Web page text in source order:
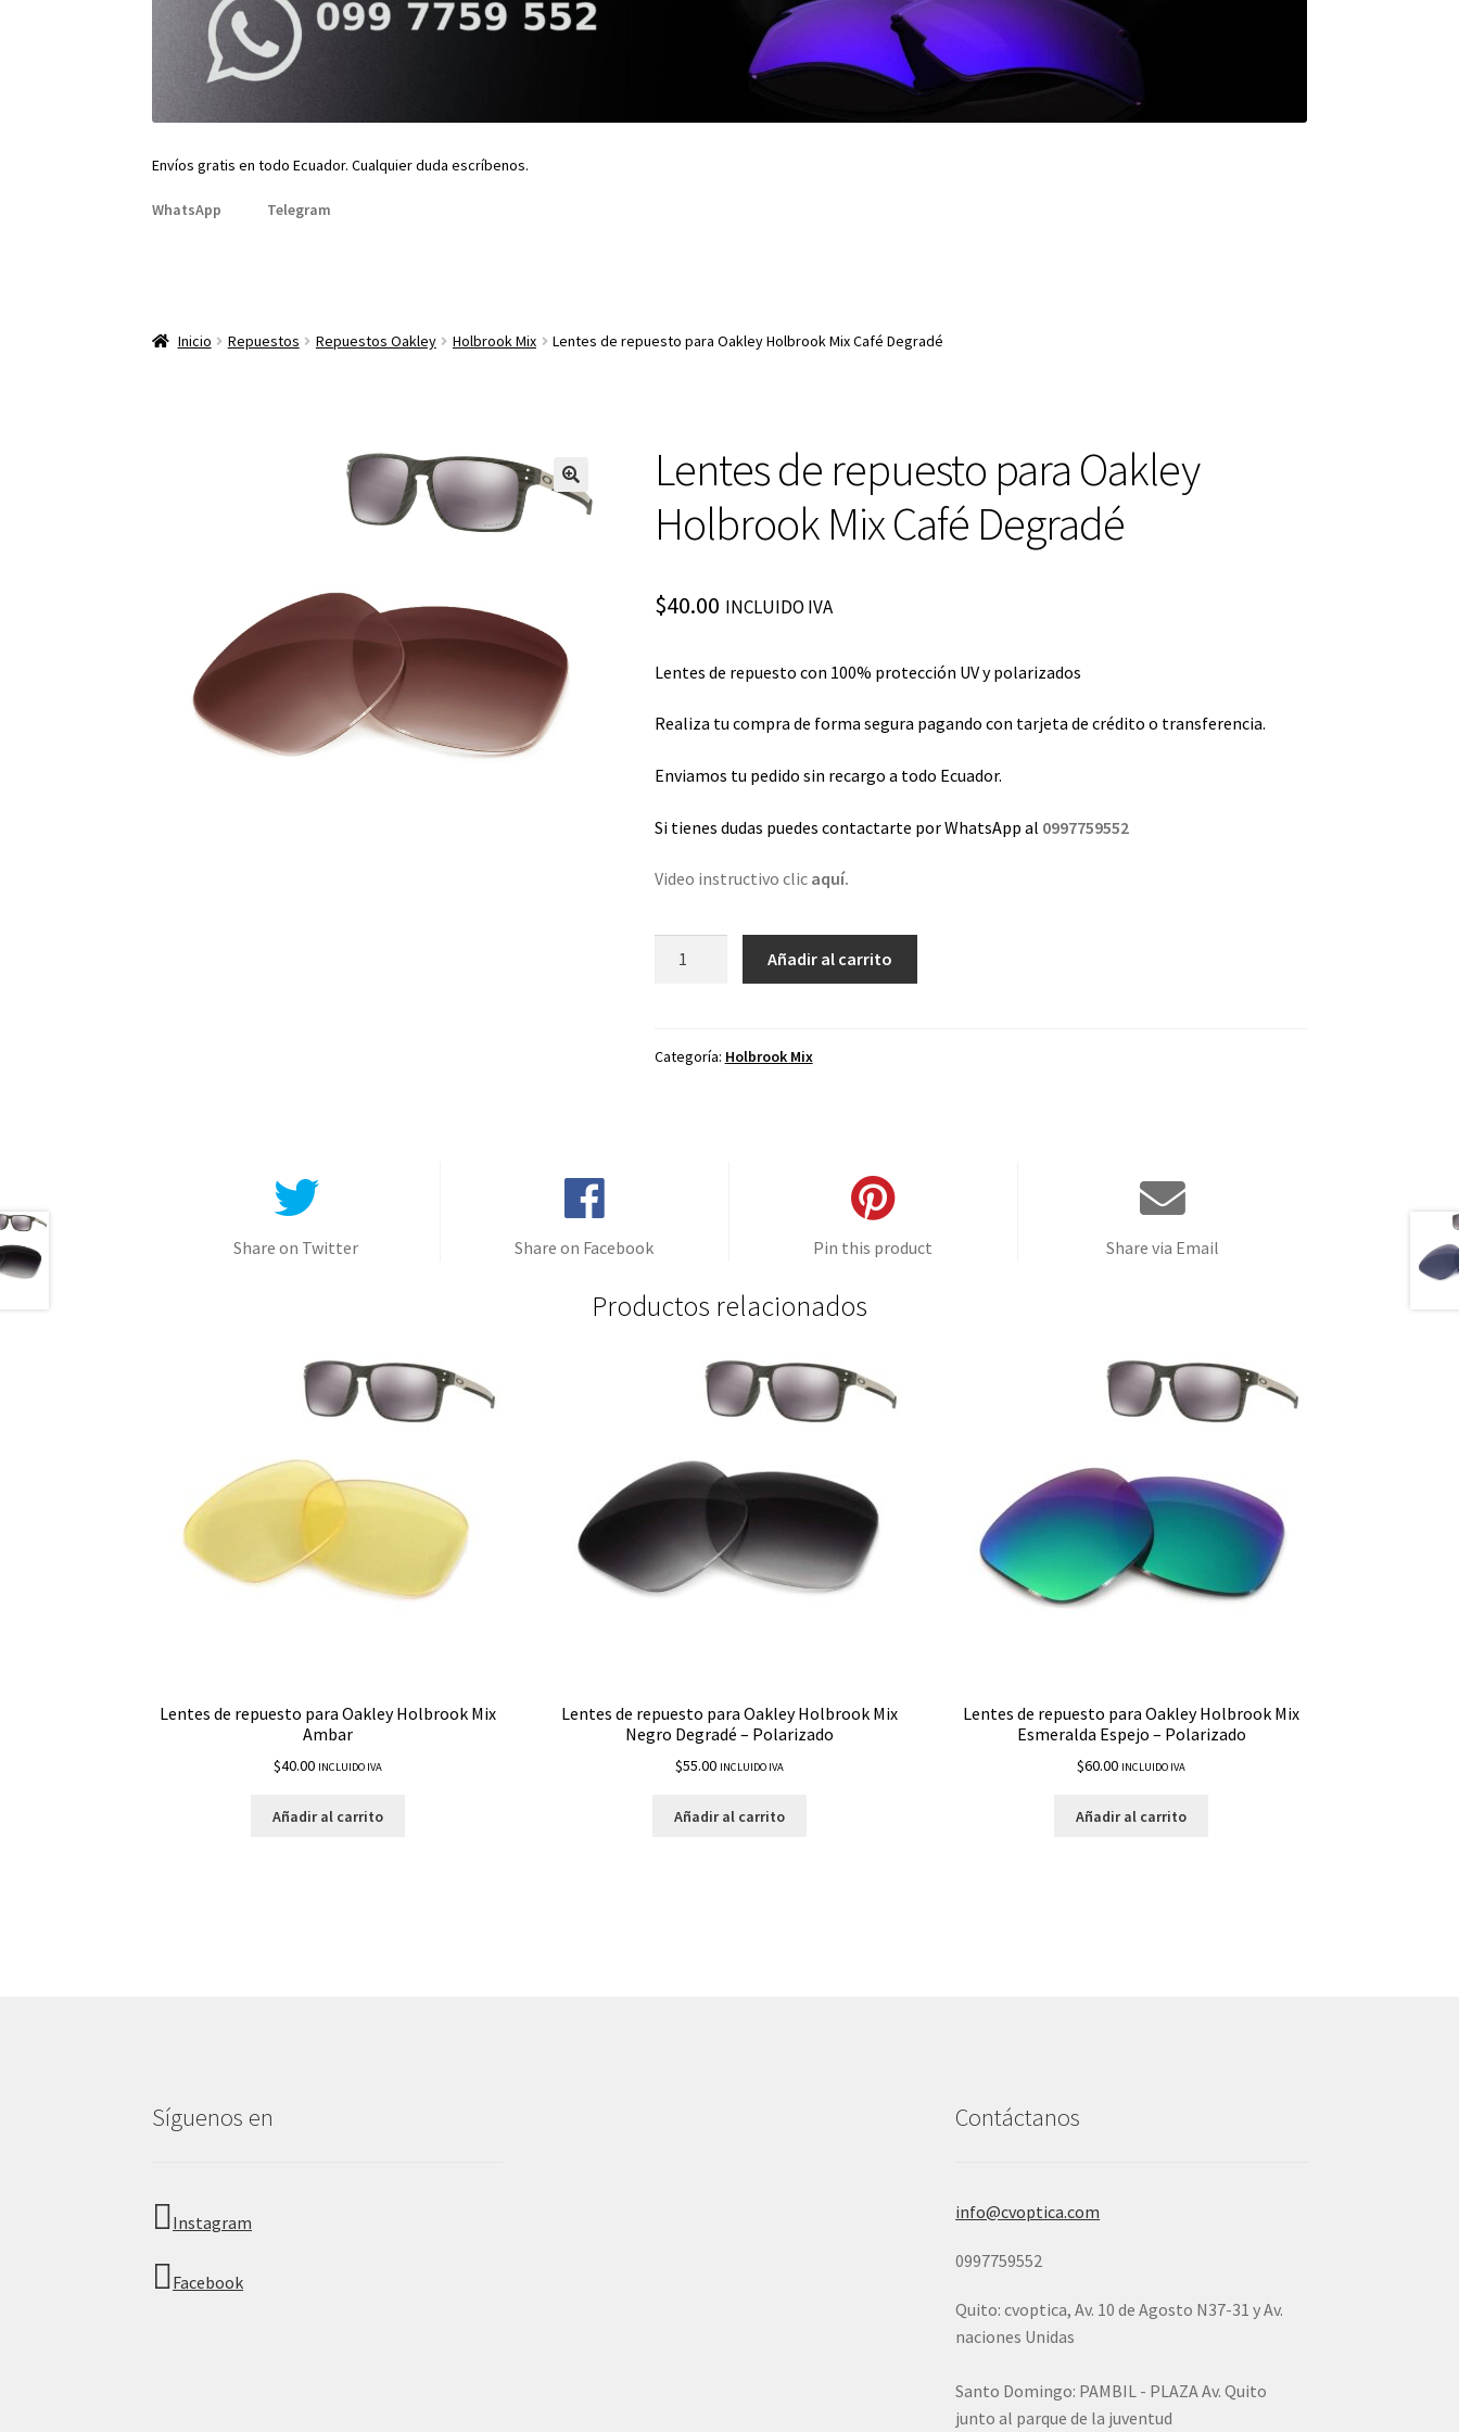
Envíos gratis en todo Ecuador. Cualquier duda escríbenos.
WhatsApp Telegram
Inicio Repuestos Repuestos Oakley Holbrook Mix Lentes de repuesto para Oakley Holbrook Mix Café Degradé
Lentes de repuesto para Oakley
Holbrook Mix Café Degradé
$40.00 INCLUIDO IVA
Lentes de repuesto con 100% protección UV y polarizados
Realiza tu compra de forma segura pagando con tarjeta de crédito o transferencia.
Enviamos tu pedido sin recargo a todo Ecuador.
Si tienes dudas puedes contactarte por WhatsApp al 0997759552
Video instructivo clic aquí.
Oakley
Añadir al carrito
Categoría: Holbrook Mix
Share on Twitter Share on Facebook Pin this product Share via Email
Productos relacionados
Lentes de repuesto para Oakley Holbrook Mix
Ambar
$40.00 INCLUIDO IVA
Añadir al carrito
Lentes de repuesto para Oakley Holbrook Mix
Negro Degradé – Polarizado
$55.00 INCLUIDO IVA
Añadir al carrito
Lentes de repuesto para Oakley Holbrook Mix
Esmeralda Espejo – Polarizado
$60.00 INCLUIDO IVA
Añadir al carrito
Síguenos en
Instagram
Facebook
Contáctanos
info@cvoptica.com
0997759552
Quito: cvoptica, Av. 10 de Agosto N37-31 y Av.
naciones Unidas
Santo Domingo: PAMBIL - PLAZA Av. Quito
junto al parque de la juventud